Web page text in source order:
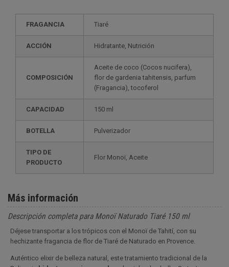
FRAGANCIA Tiaré
ACCIÓN Hidratante, Nutrición
COMPOSICIÓN
Aceite de coco (Cocos nucifera),
flor de gardenia tahitensis, parfum
(Fragancia), tocoferol
CAPACIDAD 150 ml
BOTELLA Pulverizador
TIPO DE
PRODUCTO
Flor Monoï, Aceite
Más información
Descripción completa para Monoï Naturado Tiaré 150 ml
Déjese transportar a los trópicos con el Monoï de Tahití, con su
hechizante fragancia de flor de Tiaré de Naturado en Provence.
Auténtico elixir de belleza natural, este tratamiento tradicional de la